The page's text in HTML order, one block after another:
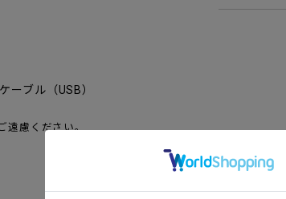
ーブル（USB）
慮ください。